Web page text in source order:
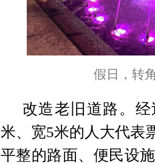
假日，转
改造老旧道路。
米、宽5米的人大代表
平整的路面、便民设